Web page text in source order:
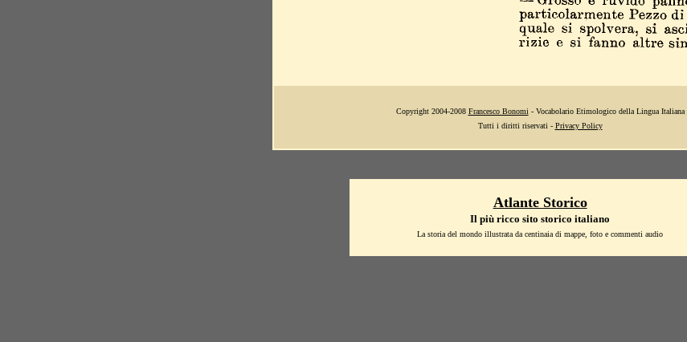
Copyright 2004-2008 Francesco Bonomi - Vocabolario Etimologico della Lingua Italiana
Tutti i diritti riservati - Privacy Policy
Atlante Storico
Il più ricco sito storico italiano
La storia del mondo illustrata da centinaia di mappe, foto e commenti audio